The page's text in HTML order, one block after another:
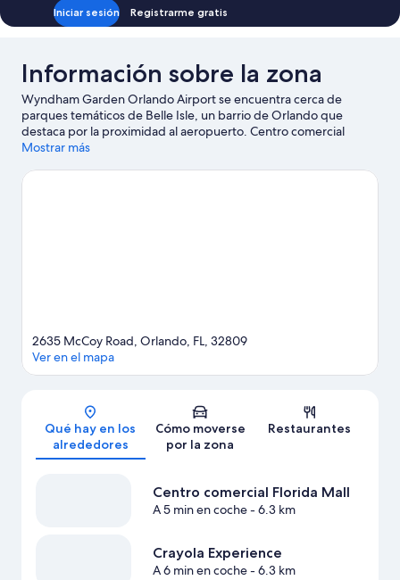
Iniciar sesión Registrarme gratis
Información sobre la zona
Wyndham Garden Orlando Airport se encuentra cerca de
parques temáticos de Belle Isle, un barrio de Orlando que
destaca por la proximidad al aeropuerto. Centro comercial
Florida Mall y Centro comercial outlet Orlando International
de las tiendas; añádelos a tu itinerario junto a otros atractivos
Mostrar más
Mapa
2635 McCoy Road, Orlando, FL, 32809
Ver en el mapa
Qué hay en los
alrededores
Cómo moverse
por la zona
Restaurantes
Centro comercial Florida Mall
A 5 min en coche- 6.3 km
Crayola Experience
A 6 min en coche- 6.3 km